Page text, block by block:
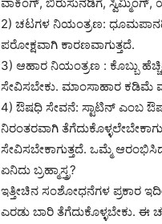
2) ಚಟಗಳ ನಿಯಂತ್ರಣ:
ಪರೋಕ್ಷವಾಗಿ ಕಾರಣವಾಗುತ್ತದೆ.
3) ಆಹಾರ ನಿಯಂತ್ರಣ : ಕೊಬ್ಬು
ಸೇವಿಸಬೇಕು. ಮಾಂಸಾಹಾರ ಕಡಿಮೆ
4) ಔಷಧಿ ಸೇವನೆ: ಸ್ಟಾಟಿನ್ ಎಂಬ
ನಿರಂತರವಾಗಿ
ಸೇವಿಸಬೇಕಾಗುತ್ತದೆ. ಒಮ್ಮೆ
ಏನಿದು ಬ್ರಹ್ಮಾಸ್ತ್ರ?
ಇತ್ತೀಚಿನ ಸಂಶೋಧನೆಗಳ ಪ್ರಕಾರ
ಎರಡು ಬಾರಿ ತೆಗೆದುಕೊಳ್ಳಬೇಕು. ಈ